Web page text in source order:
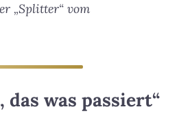
„Splitter“ vom
das was passiert“